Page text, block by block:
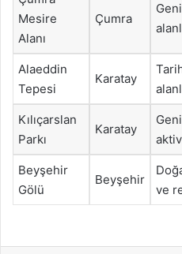
Mesire
Alanı
Çumra
Alaeddin
Tepesi
Karatay
Kılıçarslan
Parkı
Karatay
Beyşehir
Gölü
Beyşehir
ve